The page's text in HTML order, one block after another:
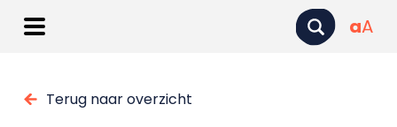
aA
Terug naar overzicht